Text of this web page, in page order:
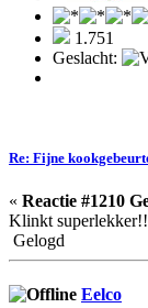
1.751
Geslacht:
Re: Fijne
« Reactie #1210
Klinkt superlekker!!
Gelogd
Eelco